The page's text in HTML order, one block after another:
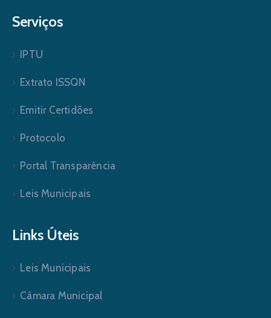
Serviços
IPTU
Extrato ISSQN
Emitir Certidões
Protocolo
Portal Transparência
Leis Municipais
Links Úteis
Leis Municipais
Câmara Municipal